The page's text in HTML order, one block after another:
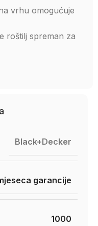
vrhu omogućuje
roštilj spreman za
Black+Decker
garancije
1000